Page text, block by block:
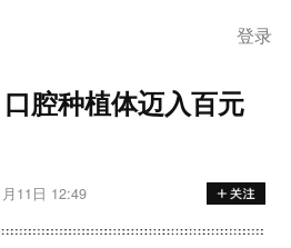
登录
腔种植体迈入百元
11日 12:49